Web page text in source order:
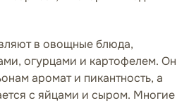
в овощные блюда,
огурцами и картофелем. Он
аромат и пикантность, а
с яйцами и сыром. Многие